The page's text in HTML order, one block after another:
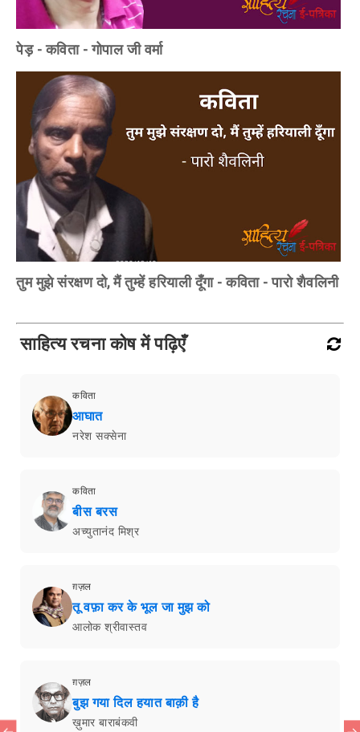
पेड़ - कविता - गोपाल जी वर्मा
तुम मुझे संरक्षण दो, मैं तुम्हें हरियाली दूँगा - कविता - पारो शैवलिनी
साहित्य रचना कोष में पढ़िएँ
कविता
आघात
नरेश सक्सेना
कविता
बीस बरस
अच्युतानंद मिश्र
ग़ज़ल
तू वफ़ा कर के भूल जा मुझ को
आलोक श्रीवास्तव
ग़ज़ल
बुझ गया दिल हयात बाक़ी है
ख़ुमार बाराबंकवी